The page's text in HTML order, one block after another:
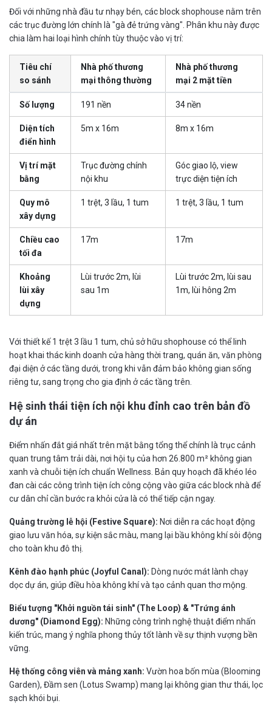
Đối với những nhà đầu tư nhạy bén, các block shophouse nằm trên
các trục đường lớn chính là "gà đẻ trứng vàng". Phân khu này được
chia làm hai loại hình chính tùy thuộc vào vị trí:
Tiêu chí
so sánh
Nhà phố thương
mại thông thường
Nhà phố thương
mại 2 mặt tiền
Số lượng 191 nền 34 nền
Diện tích
điển hình
5m x 16m 8m x 16m
Vị trí mặt
bằng
Trục đường chính
nội khu
Góc giao lộ, view
trực diện tiện ích
Quy mô
xây dựng
1 trệt, 3 lầu, 1 tum 1 trệt, 3 lầu, 1 tum
Chiều cao
tối đa
17m 17m
Khoảng
lùi xây
dựng
Lùi trước 2m, lùi
sau 1m
Lùi trước 2m, lùi sau
1m, lùi hông 2m
Với thiết kế 1 trệt 3 lầu 1 tum, chủ sở hữu shophouse có thể linh
hoạt khai thác kinh doanh cửa hàng thời trang, quán ăn, văn phòng
đại diện ở các tầng dưới, trong khi vẫn đảm bảo không gian sống
riêng tư, sang trọng cho gia định ở các tầng trên.
Hệ sinh thái tiện ích nội khu đỉnh cao trên bản đồ
dự án
Điểm nhấn đắt giá nhất trên mặt bằng tổng thể chính là trục cảnh
quan trung tâm trải dài, nơi hội tụ của hơn 26.800 m² không gian
xanh và chuỗi tiện ích chuẩn Wellness. Bản quy hoạch đã khéo léo
đan cài các công trình tiện ích công cộng vào giữa các block nhà để
cư dân chỉ cần bước ra khỏi cửa là có thể tiếp cận ngay.
Quảng trường lễ hội (Festive Square): Nơi diễn ra các hoạt động
giao lưu văn hóa, sự kiện sắc màu, mang lại bầu không khí sôi động
cho toàn khu đô thị.
Kênh đào hạnh phúc (Joyful Canal): Dòng nước mát lành chạy
dọc dự án, giúp điều hòa không khí và tạo cảnh quan thơ mộng.
Biểu tượng "Khởi nguồn tái sinh" (The Loop) & "Trứng ánh
dương" (Diamond Egg): Những công trình nghệ thuật điểm nhấn
kiến trúc, mang ý nghĩa phong thủy tốt lành về sự thịnh vượng bền
vững.
Hệ thống công viên và mảng xanh: Vườn hoa bốn mùa (Blooming
Garden), Đầm sen (Lotus Swamp) mang lại không gian thư thái, lọc
sạch khói bụi.